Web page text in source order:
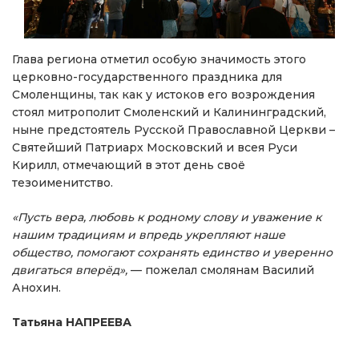
Глава региона отметил особую значимость этого
церковно-государственного праздника для
Смоленщины, так как у истоков его возрождения
стоял митрополит Смоленский и Калининградский,
ныне предстоятель Русской Православной Церкви –
Святейший Патриарх Московский и всея Руси
Кирилл, отмечающий в этот день своё
тезоименитство.
«Пусть вера, любовь к родному слову и уважение к
нашим традициям и впредь укрепляют наше
общество, помогают сохранять единство и уверенно
двигаться вперёд», — пожелал смолянам Василий
Анохин.
Татьяна НАПРЕЕВА